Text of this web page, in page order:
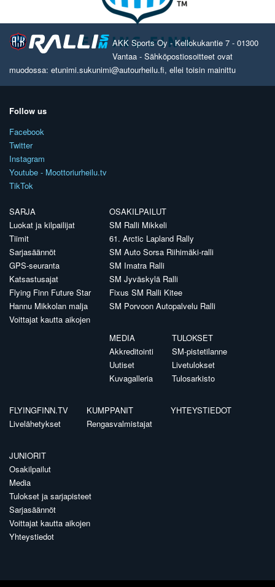
AKK Sports Oy - Kellokukantie 7 - 01300
Vantaa - Sähköpostiosoitteet ovat
muodossa: etunimi.sukunimi@autourheilu.fi, ellei toisin mainittu
Follow us
Facebook
Twitter
Instagram
Youtube - Moottoriurheilu.tv
TikTok
SARJA
Luokat ja kilpailijat
Tiimit
Sarjasäännöt
GPS-seuranta
Katsastusajat
Flying Finn Future Star
Hannu Mikkolan malja
Voittajat kautta aikojen
OSAKILPAILUT
SM Ralli Mikkeli
61. Arctic Lapland Rally
SM Auto Sorsa Riihimäki-ralli
SM Imatra Ralli
SM Jyväskylä Ralli
Fixus SM Ralli Kitee
SM Porvoon Autopalvelu Ralli
MEDIA
Akkreditointi
Uutiset
Kuvagalleria
TULOKSET
SM-pistetilanne
Livetulokset
Tulosarkisto
FLYINGFINN.TV
Livelähetykset
KUMPPANIT
Rengasvalmistajat
YHTEYSTIEDOT
JUNIORIT
Osakilpailut
Media
Tulokset ja sarjapisteet
Sarjasäännöt
Voittajat kautta aikojen
Yhteystiedot